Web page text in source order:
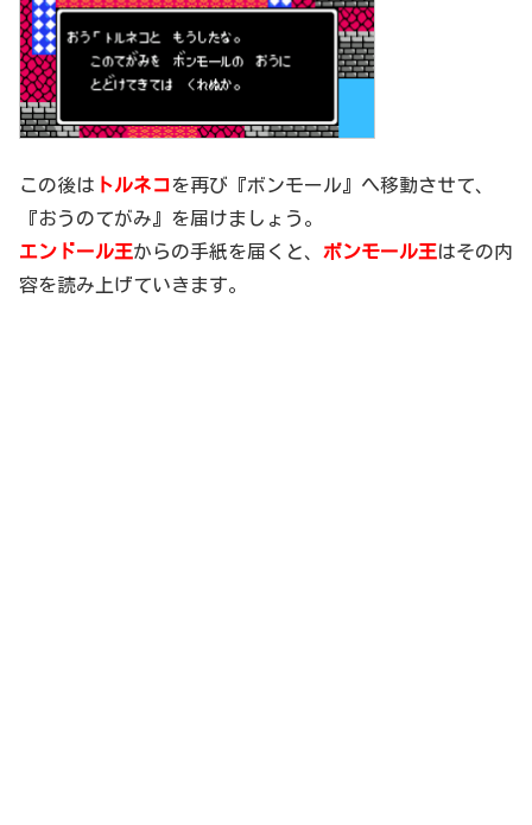
この後は トルネコを再び『ボンモール』へ移動させて、
『おうのてがみ』を届けましょう。
エンドール王からの手紙を届くと、 ボンモール王はその内
容を読み上げていきます。